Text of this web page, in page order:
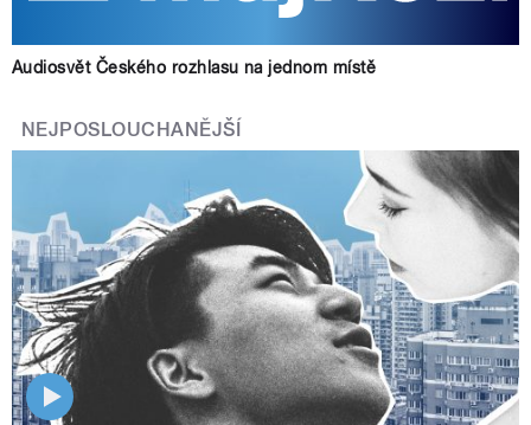
Audiosvět Českého rozhlasu na jednom místě
NEJPOSLOUCHANĚJŠÍ